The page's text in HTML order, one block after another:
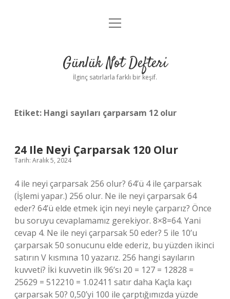
Anasayfa
Yasal Uyarı
menüyü
Günlük Not Defteri
İlginç satırlarla farklı bir keşif.
Etiket: Hangi sayıları çarparsam 12 olur
24 Ile Neyi Çarparsak 120 Olur
Tarih: Aralık 5, 2024
4 ile neyi çarparsak 256 olur? 64’ü 4 ile çarparsak
(İşlemi yapar.) 256 olur. Ne ile neyi çarparsak 64
eder? 64’ü elde etmek için neyi neyle çarparız? Önce
bu soruyu cevaplamamız gerekiyor. 8×8=64. Yani
cevap 4. Ne ile neyi çarparsak 50 eder? 5 ile 10’u
çarparsak 50 sonucunu elde ederiz, bu yüzden ikinci
satırın V kısmına 10 yazarız. 256 hangi sayıların
kuvveti? İki kuvvetin ilk 96’sı 20 = 127 = 12828 =
25629 = 512210 = 1.02411 satır daha Kaçla kaçı
çarparsak 50? 0,50’yi 100 ile çarptığımızda yüzde